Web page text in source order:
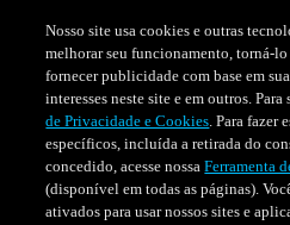
Nosso site usa cookies e outras
melhorar seu funcionamento, torná-lo
fornecer publicidade com base em
interesses neste site e em outros.
de Privacidade e Cookies. Para fazer
específicos, incluída a retirada do
concedido, acesse nossaFerramenta
(disponível em todas as páginas).
ativados para usar nossos sites e